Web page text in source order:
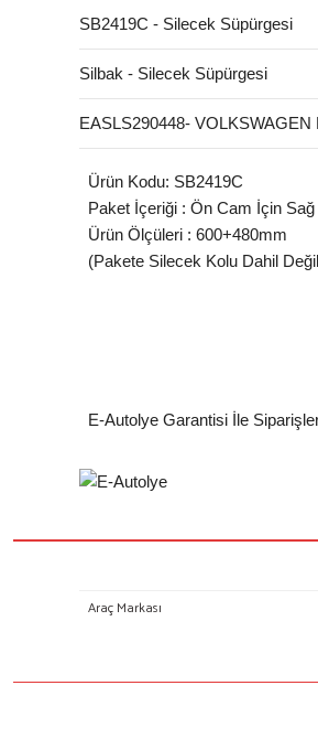
SB2419C - Silecek Süpürgesi
Silbak - Silecek Süpürgesi
EASLS290448- VOLKSWAGEN
Ürün Kodu: SB2419C
Paket İçeriği : Ön Cam İçin
Ürün Ölçüleri : 600+480mm
(Pakete Silecek Kolu Dahil
E-Autolye Garantisi İle
Araç Markası